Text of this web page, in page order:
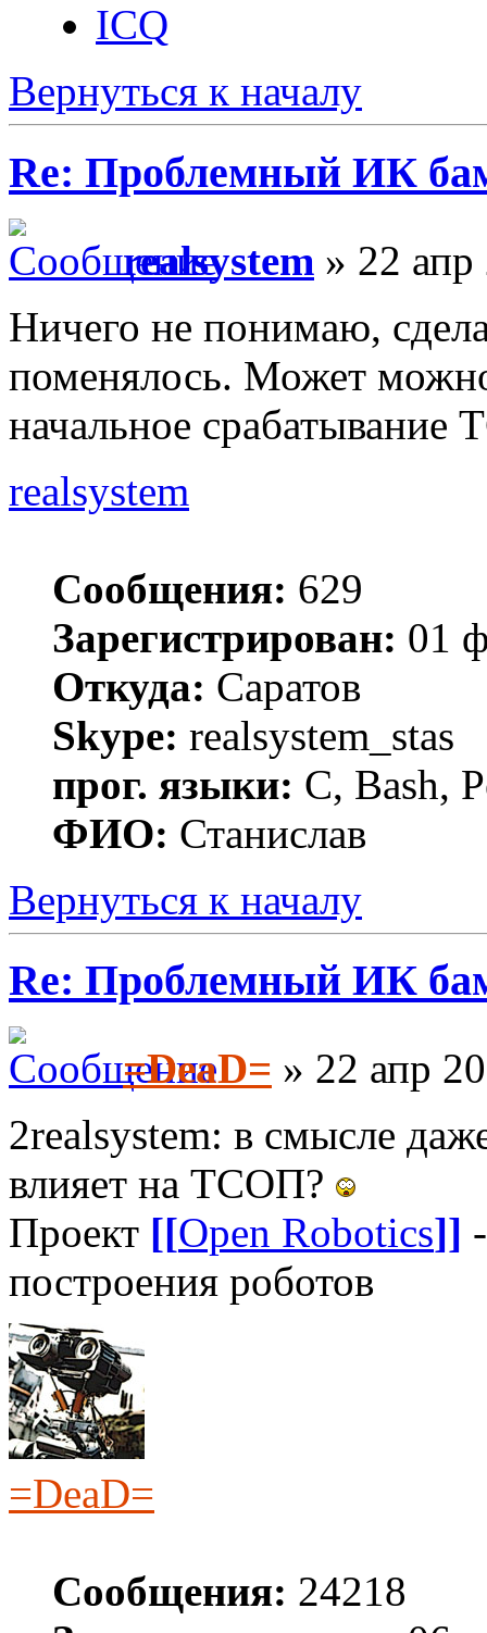
ICQ
Вернуться к началу
Re: Проблемный ИК
realsystem » 22
Ничего не понимаю,
поменялось. Может
начальное срабатывание
realsystem
Сообщения: 629
Зарегистрирован: 01
Откуда: Саратов
Skype: realsystem_stas
прог. языки: C, Bash,
ФИО: Станислав
Вернуться к началу
Re: Проблемный ИК
=DeaD= » 22 апр
2realsystem: в смысле
влияет на ТСОП?
Проект [[Open Robotics]]
построения роботов
=DeaD=
Сообщения: 24218